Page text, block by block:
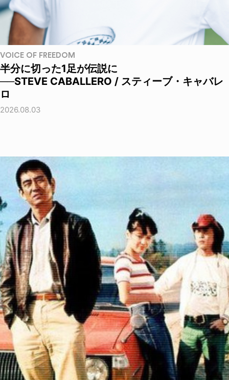
VOICE OF FREEDOM
半分に切った1足が伝説に
──STEVE CABALLERO / スティーブ・キャバレ
ロ
2026.08.03